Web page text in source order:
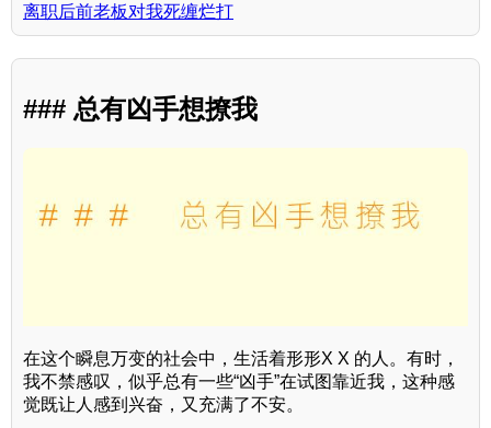
离职后前老板对我死缠烂打
### 总有凶手想撩我
在这个瞬息万变的社会中，生活着形形X X 的人。有时，
我不禁感叹，似乎总有一些“凶手”在试图靠近我，这种感
觉既让人感到兴奋，又充满了不安。